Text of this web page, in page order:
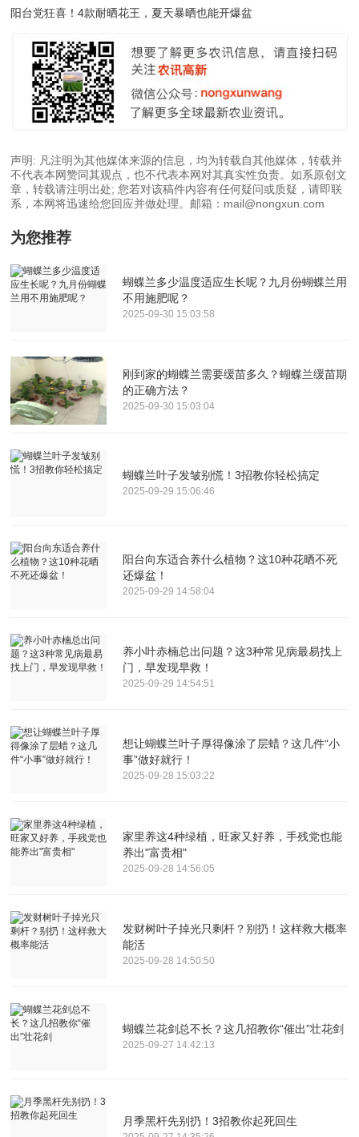
阳台党狂喜！4款耐晒花王，夏天暴晒也能开爆盆
声明: 凡注明为其他媒体来源的信息，均为转载自其他媒体，转载并
不代表本网赞同其观点，也不代表本网对其真实性负责。如系原创文
章，转载请注明出处; 您若对该稿件内容有任何疑问或质疑，请即联
系，本网将迅速给您回应并做处理。邮箱：mail@nongxun.com
为您推荐
蝴蝶兰多少温度适应生长呢？九月份蝴蝶兰用
不用施肥呢？
2025-09-30 15:03:58
刚到家的蝴蝶兰需要缓苗多久？蝴蝶兰缓苗期
的正确方法？
2025-09-30 15:03:04
蝴蝶兰叶子发皱别慌！3招教你轻松搞定
2025-09-29 15:06:46
阳台向东适合养什么植物？这10种花晒不死
还爆盆！
2025-09-29 14:58:04
养小叶赤楠总出问题？这3种常见病最易找上
门，早发现早救！
2025-09-29 14:54:51
想让蝴蝶兰叶子厚得像涂了层蜡？这几件“小
事”做好就行！
2025-09-28 15:03:22
家里养这4种绿植，旺家又好养，手残党也能
养出"富贵相"
2025-09-28 14:56:05
发财树叶子掉光只剩杆？别扔！这样救大概率
能活
2025-09-28 14:50:50
蝴蝶兰花剑总不长？这几招教你“催出”壮花剑
2025-09-27 14:42:13
月季黑杆先别扔！3招教你起死回生